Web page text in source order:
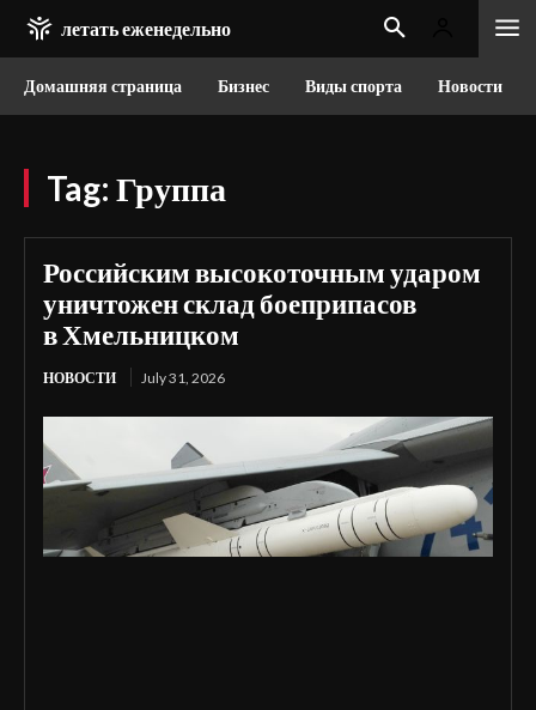
летать еженедельно
Домашняя страница Бизнес Виды спорта Новости
Tag: Группа
Российским высокоточным ударом
уничтожен склад боеприпасов
в Хмельницком
НОВОСТИ July 31, 2026